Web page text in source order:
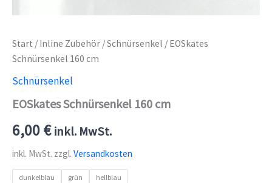
Start / Inline Zubehör /Schnürsenkel / EOSkates
Schnürsenkel 160 cm
Schnürsenkel
EOSkates Schnürsenkel 160 cm
6,00€ inkl. MwSt.
inkl. MwSt. zzgl. Versandkosten
dunkelblau grün hellblau